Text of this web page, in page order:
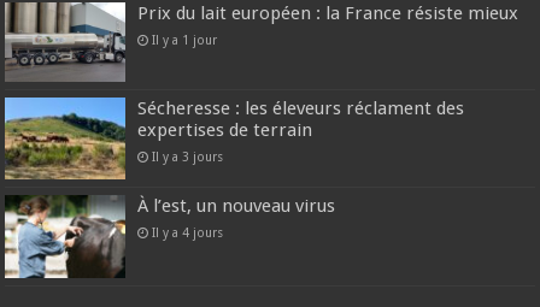
Prix du lait européen : la France résiste mieux
Il y a 1 jour
Sécheresse : les éleveurs réclament des
expertises de terrain
Il y a 3 jours
À l’est, un nouveau virus
Il y a 4 jours